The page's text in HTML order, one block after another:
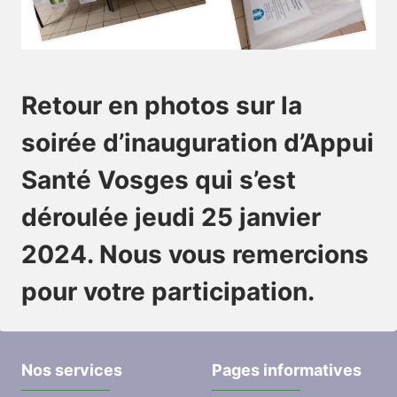
Retour en photos sur la
soirée d’inauguration d’Appui
Santé Vosges qui s’est
déroulée jeudi 25 janvier
2024. Nous vous remercions
pour votre participation.
Nos services Pages informatives